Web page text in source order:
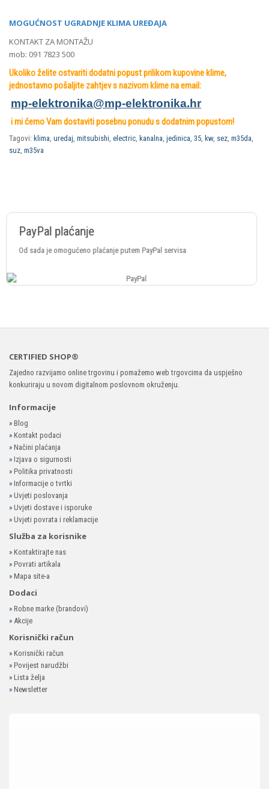
MOGUĆNOST UGRADNJE KLIMA UREĐAJA
KONTAKT ZA MONTAŽU
mob: 091 7823 500
Ukoliko želite ostvariti dodatni popust prilikom kupovine klime,
jednostavno pošaljite zahtjev s nazivom klime na email:
mp-elektronika@mp-elektronika.hr
i mi ćemo Vam dostaviti posebnu ponudu s dodatnim popustom!
Tagovi: klima uredaj mitsubishi electric kanalna jedinica 35 kw, sez m35da
suz m35va
Plaćanje Crypto valutama
Plaćanje putem svih vrsta Crypto valuta
CERTIFIED SHOP®
Zajedno razvijamo online trgovinu i pomažemo web trgovcima da uspješno
konkuriraju u novom digitalnom poslovnom okruženju.
Informacije
» Blog
» Kontakt podaci
» Načini plaćanja
» Izjava o sigurnosti
» Politika privatnosti
» Informacije o tvrtki
» Uvjeti poslovanja
» Uvjeti dostave i isporuke
» Uvjeti povrata i reklamacije
Služba za korisnike
» Kontaktirajte nas
» Povrati artikala
» Mapa site-a
Dodaci
» Robne marke (brandovi)
» Akcije
Korisnički račun
» Korisnički račun
» Povijest narudžbi
» Lista želja
» Newsletter